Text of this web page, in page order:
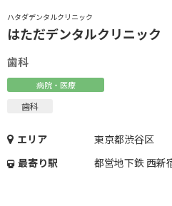
ハタダデンタルクリニック
はただデンタルクリニック
歯科
病院・医療
歯科
エリア
東京都渋谷区
最寄り駅
都営地下鉄 西新